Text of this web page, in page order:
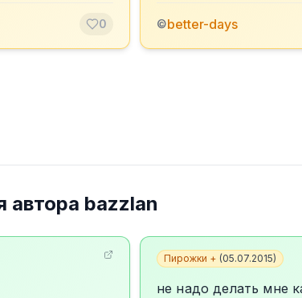
0 ©better-days
автора bazzlan
Пирожки + (05.07.2015)
не надо делать мне